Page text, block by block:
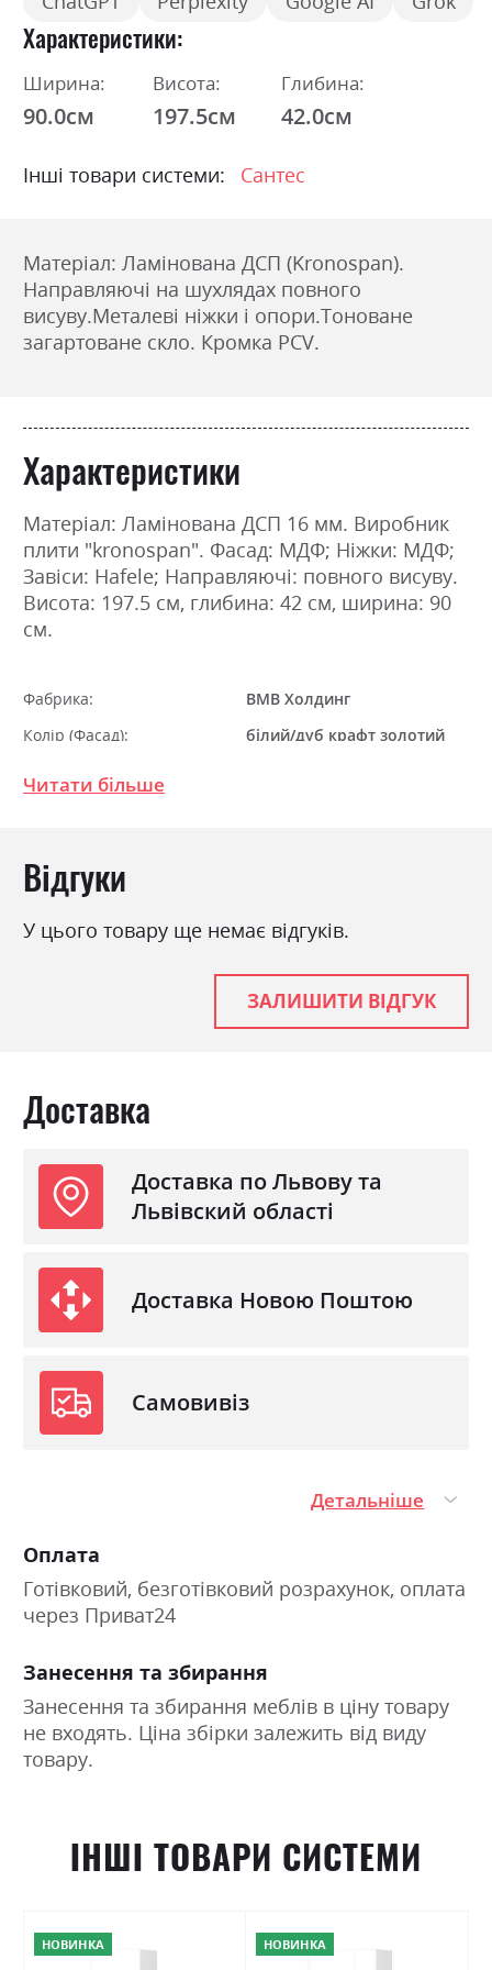
Характеристики
Ширина:
90.0см
Висота:
197.5см
Глибина:
42.0см
Інші товари системи: Сантес
Матеріал: Ламінована ДСП (Kronospan).
Направляючі на шухлядах повного
висуву.Металеві ніжки і опори.Тоноване
загартоване скло. Кромка PCV.
Характеристики
Матеріал: Ламінована ДСП 16 мм. Виробник
плити "kronospan". Фасад: МДФ; Ніжки: МДФ;
Завіси: Hafele; Направляючі: повного висуву.
Висота: 197.5 см, глибина: 42 см, ширина: 90
см.
Фабрика:
ВМВ Холдинг
Колір (Фасад):
білий/дуб крафт золотий
Матеріал
Читати більше
Відгуки
У цього товару ще немає відгуків.
ЗАЛИШИТИ ВІДГУК
Доставка
Доставка по Львову та
Львівский області
Доставка Новою Поштою
Самовивіз
Детальніше
Оплата
Готівковий, безготівковий розрахунок, оплата
через Приват24
Занесення та збирання
Занесення та збирання меблів в ціну товару
не входять. Ціна збірки залежить від виду
товару.
ІНШІ ТОВАРИ СИСТЕМИ
НОВИНКА НОВИНКА